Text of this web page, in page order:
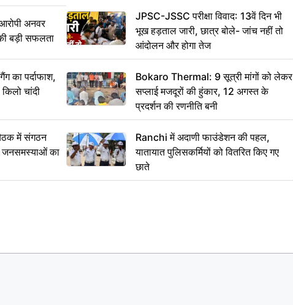
अनवर
बड़ी सफलता
का पर्दाफाश,
चांदी
में संगठन
जनसमस्याओं का
JPSC-JSSC परीक्षा विवाद: 13वें दिन भी
भूख हड़ताल जारी, छात्र बोले- जांच नहीं तो
आंदोलन और होगा तेज
Bokaro Thermal: 9 सूत्री मांगों को लेकर
सप्लाई मजदूरों की हुंकार, 12 अगस्त के
प्रदर्शन की रणनीति बनी
Ranchi में अदाणी फाउंडेशन की पहल,
यातायात पुलिसकर्मियों को वितरित किए गए
छाते